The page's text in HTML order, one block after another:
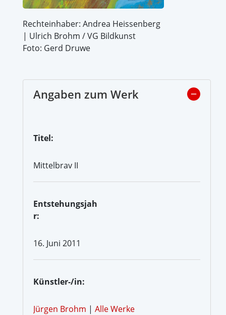
Rechteinhaber: Andrea Heissenberg
| Ulrich Brohm / VG Bildkunst
Foto: Gerd Druwe
Angaben zum Werk
Titel:
Mittelbrav II
Entstehungsjah
r:
16. Juni 2011
Künstler-/in:
Jürgen Brohm | Alle Werke